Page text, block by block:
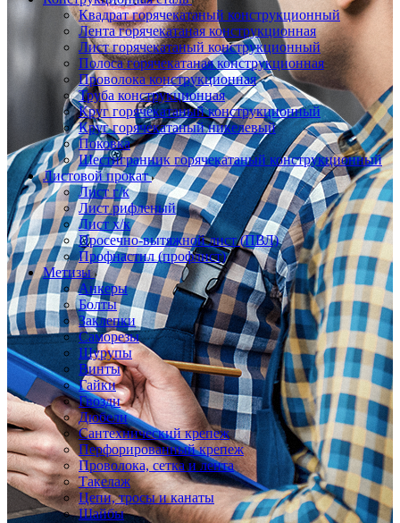
Квадрат горячекатаный конструкционный
Лента горячекатаная конструкционная
Лист горячекатаный конструкционный
Полоса горячекатаная конструкционная
Проволока конструкционная
Труба конструкционная
Круг горячекатаный конструкционный
Круг горячекатаный никелевый
Поковка
Шестигранник горячекатаный конструкционный
Листовой прокат
Лист г/к
Лист рифленый
Лист х/к
Просечно-вытяжной лист (ПВЛ)
Профнастил (профлист)
Метизы
Анкеры
Болты
Заклепки
Саморезы
Шурупы
Винты
Гайки
Гвозди
Дюбели
Сантехнический крепеж
Перфорированный крепеж
Проволока, сетка и лента
Такелаж
Цепи, тросы и канаты
Шайбы